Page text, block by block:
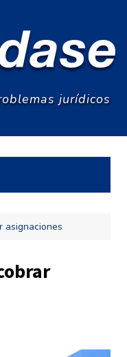
jurídicos
asignaciones